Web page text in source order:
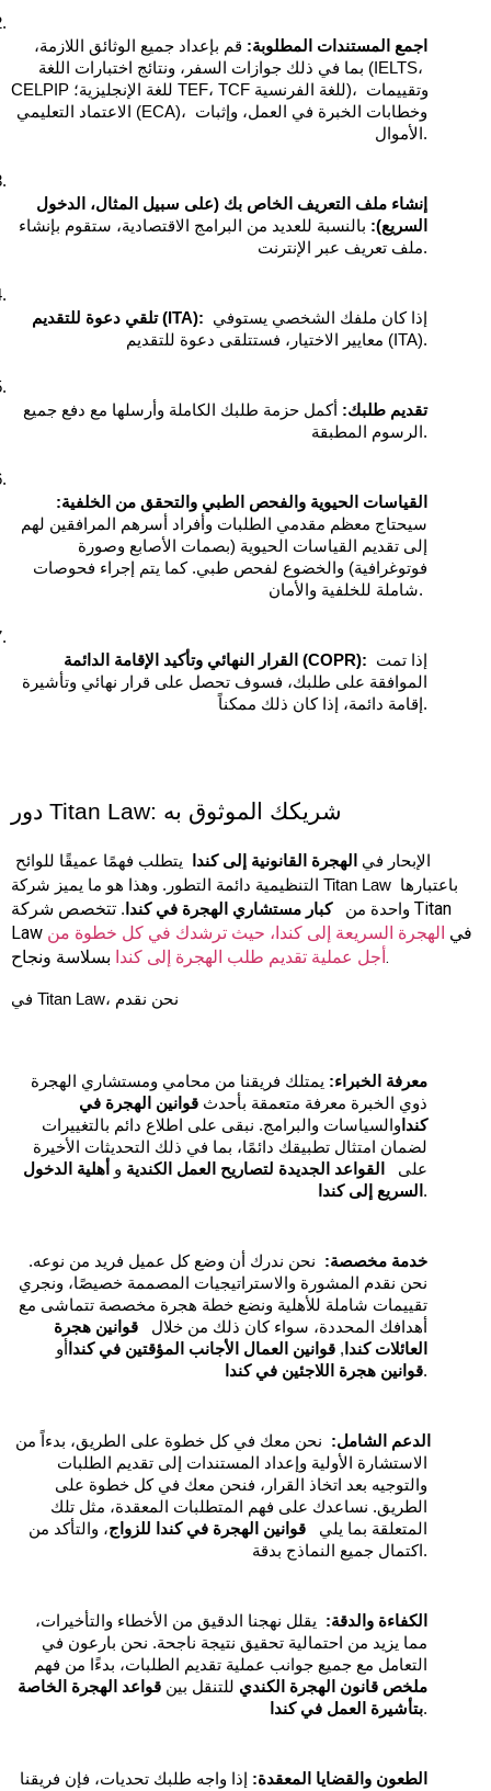
اجمع المستندات المطلوبة:
قم بإعداد جميع الوثائق اللازمة،
بما في ذلك جوازات السفر، ونتائج اختبارات اللغة (IELTS،
CELPIP للغة الإنجليزية؛ TEF، TCF للغة الفرنسية)، وتقييمات
الاعتماد التعليمي (ECA)، وخطابات الخبرة في العمل، وإثبات
إنشاء ملف التعريف الخاص بك (على سبيل المثال، الدخول
السريع):
بالنسبة للعديد من البرامج الاقتصادية، ستقوم بإنشاء
تلقي دعوة للتقديم (ITA):
إذا كان ملفك الشخصي يستوفي
معايير الاختيار، فستتلقى دعوة للتقديم (ITA).
تقديم طلبك:
أكمل حزمة طلبك الكاملة وأرسلها مع دفع جميع
القياسات الحيوية والفحص الطبي والتحقق من الخلفية:
سيحتاج معظم مقدمي الطلبات وأفراد أسرهم المرافقين لهم
إلى تقديم القياسات الحيوية (بصمات الأصابع وصورة
فوتوغرافية) والخضوع لفحص طبي. كما يتم إجراء فحوصات
القرار النهائي وتأكيد الإقامة الدائمة (COPR):
إذا تمت
الموافقة على طلبك، فسوف تحصل على قرار نهائي وتأشيرة
دور Titan Law: شريكك الموثوق به
الإبحار في الهجرة القانونية إلى كندا
  يتطلب فهمًا عميقًا للوائح
التنظيمية دائمة التطور. وهذا هو ما يميز شركة Titan Law باعتبارها
واحدة من
كبار مستشاري الهجرة في كندا. تتخصص شركة Titan
Law فيالهجرة السريعة إلى كندا، حيث ترشدك في كل خطوة من
أجل عملية تقديم طلب الهجرة إلى كندا
في Titan Law، نحن نقدم
معرفة الخبراء:
يمتلك فريقنا من محامي ومستشاري الهجرة
ذوي الخبرة معرفة متعمقة بأحدث
قوانين الهجرة في
كندا
والسياسات والبرامج. نبقى على اطلاع دائم بالتغييرات
لضمان امتثال تطبيقك دائمًا، بما في ذلك التحديثات الأخيرة
على
القواعد الجديدة لتصاريح العمل الكندية و
أهلية الدخول
السريع إلى كندا
خدمة مخصصة:
  نحن ندرك أن وضع كل عميل فريد من نوعه.
نحن نقدم المشورة والاستراتيجيات المصممة خصيصًا، ونجري
تقييمات شاملة للأهلية ونضع خطة هجرة مخصصة تتماشى مع
أهدافك المحددة، سواء كان ذلك من خلال
قوانين هجرة
العائلات كندا, قوانين العمال الأجانب المؤقتين في كنداأو
قوانين هجرة اللاجئين في كندا
الدعم الشامل:
  نحن معك في كل خطوة على الطريق، بدءاً من
الاستشارة الأولية وإعداد المستندات إلى تقديم الطلبات
والتوجيه بعد اتخاذ القرار، فنحن معك في كل خطوة على
الطريق. نساعدك على فهم المتطلبات المعقدة، مثل تلك
المتعلقة بما يلي
قوانين الهجرة في كندا للزواج
، والتأكد من
الكفاءة والدقة:
  يقلل نهجنا الدقيق من الأخطاء والتأخيرات،
مما يزيد من احتمالية تحقيق نتيجة ناجحة. نحن بارعون في
التعامل مع جميع جوانب عملية تقديم الطلبات، بدءًا من فهم
ملخص قانون الهجرة الكندي للتنقل بين
قواعد الهجرة الخاصة
بتأشيرة العمل في كندا
الطعون والقضايا المعقدة:
إذا واجه طلبك تحديات، فإن فريقنا